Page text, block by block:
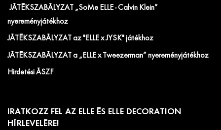
JÁTÉKSZABÁLYZAT „SoMe ELLE - Calvin Klein”
nyereményjátékhoz
JÁTÉKSZABÁLYZAT az "ELLE x JYSK" játékhoz
JÁTÉKSZABÁLYZAT a „ELLE x Tweezerman” nyereményjátékhoz
Hirdetési ÁSZF
IRATKOZZ FEL AZ ELLE ÉS ELLE DECORATION
HÍRLEVELÉRE!